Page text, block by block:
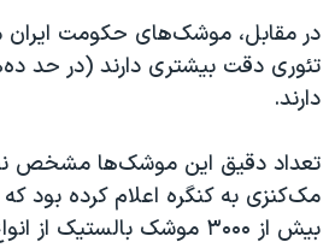
تئوری دقت بیشتری دارند (در حد
دارند.
تعداد دقیق این موشک‌ها مشخص
مک‌کنزی به کنگره اعلام کرده بود
بیش از ۳۰۰۰ موشک بالستیک از انواع مختلف دارد.